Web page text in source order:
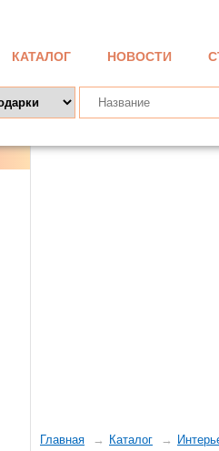
КАТАЛОГ НОВОСТИ
Главная Каталог